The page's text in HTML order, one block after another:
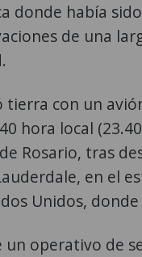
donde había
de una
tierra con un
hora local
Rosario, tras
en el
Unidos,
un operativo de